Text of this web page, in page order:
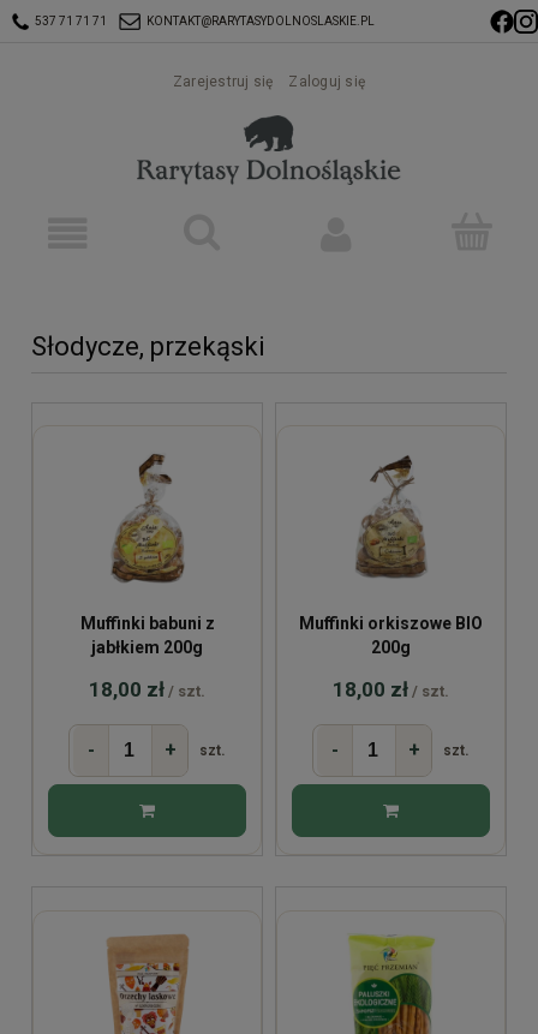
537 71 71 71 KONTAKT@RARYTASYDOLNOSLASKIE.PL
Zarejestruj się Zaloguj się
Słodycze, przekąski
Muffinki babuni z
jabłkiem 200g
18,00 zł / szt.
- + szt.
Muffinki orkiszowe BIO
200g
18,00 zł / szt.
- + szt.